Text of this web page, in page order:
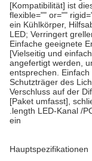
[Kompatibilität] ist
flexible="" or=""
ein Kühlkörper,
LED; Verringert
Einfache geeignete
[Vielseitig und
angefertigt werden,
entsprechen.
Schutzträger des
Verschluss auf der
[Paket umfasst],
.length LED-Kanal /
ein
Hauptspezifikationen